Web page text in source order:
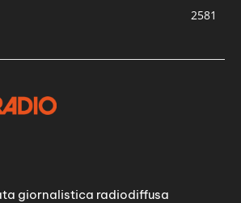
2581
giornalistica radiodiffusa